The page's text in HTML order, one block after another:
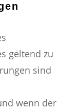
geltend zu
sind
wenn der